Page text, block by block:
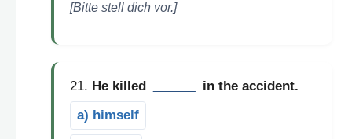
[Bitte stell dich vor.]
21. He killed
in the accident.
a) himself